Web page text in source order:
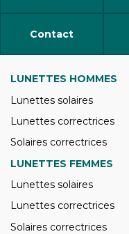
Contact
LUNETTES HOMMES
Lunettes solaires
Lunettes correctrices
Solaires correctrices
LUNETTES FEMMES
Lunettes solaires
Lunettes correctrices
Solaires correctrices